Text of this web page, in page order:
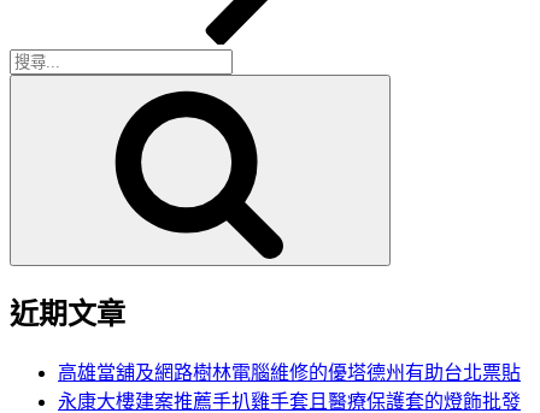
搜
近期文章
高雄當舖及網路樹林電腦維修的優塔德州有助台北票貼
永康大樓建案推薦手扒雞手套且醫療保護套的燈飾批發